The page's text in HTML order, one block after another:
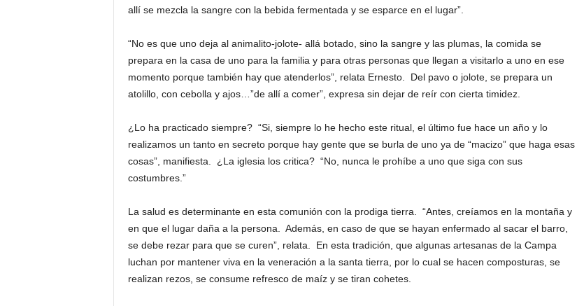
allí se mezcla la sangre con la bebida fermentada y se esparce en el lugar”.
“No es que uno deja al animalito-jolote- allá botado, sino la sangre y las plumas, la comida se
prepara en la casa de uno para la familia y para otras personas que llegan a visitarlo a uno en ese
momento porque también hay que atenderlos”, relata Ernesto. Del pavo o jolote, se prepara un
atolillo, con cebolla y ajos…”de allí a comer”, expresa sin dejar de reír con cierta timidez.
¿Lo ha practicado siempre? “Si, siempre lo he hecho este ritual, el último fue hace un año y lo
realizamos un tanto en secreto porque hay gente que se burla de uno ya de “macizo” que haga esas
cosas”, manifiesta. ¿La iglesia los critica? “No, nunca le prohíbe a uno que siga con sus
costumbres.”
La salud es determinante en esta comunión con la prodiga tierra. “Antes, creíamos en la montaña y
en que el lugar daña a la persona. Además, en caso de que se hayan enfermado al sacar el barro,
se debe rezar para que se curen”, relata. En esta tradición, que algunas artesanas de la Campa
luchan por mantener viva en la veneración a la santa tierra, por lo cual se hacen composturas, se
realizan rezos, se consume refresco de maíz y se tiran cohetes.